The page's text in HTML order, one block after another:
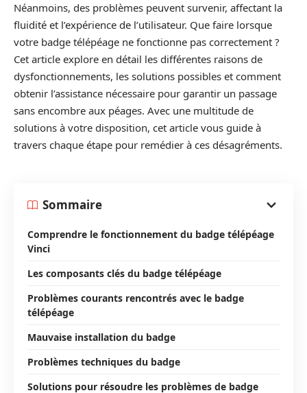
Néanmoins, des problèmes peuvent survenir, affectant la
fluidité et l’expérience de l’utilisateur. Que faire lorsque
votre badge télépéage ne fonctionne pas correctement ?
Cet article explore en détail les différentes raisons de
dysfonctionnements, les solutions possibles et comment
obtenir l’assistance nécessaire pour garantir un passage
sans encombre aux péages. Avec une multitude de
solutions à votre disposition, cet article vous guide à
travers chaque étape pour remédier à ces désagréments.
Sommaire
Comprendre le fonctionnement du badge télépéage
Vinci
Les composants clés du badge télépéage
Problèmes courants rencontrés avec le badge
télépéage
Mauvaise installation du badge
Problèmes techniques du badge
Solutions pour résoudre les problèmes de badge